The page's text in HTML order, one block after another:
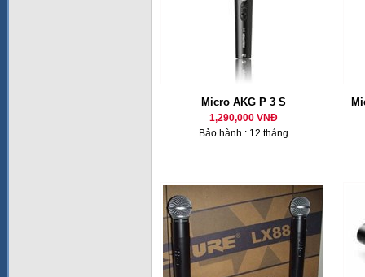
Micro AKG P 3 S
1,290,000 VNĐ
Bảo hành : 12 tháng